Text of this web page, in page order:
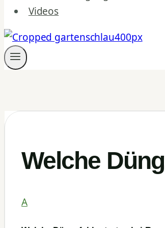
Videos
Welche
A